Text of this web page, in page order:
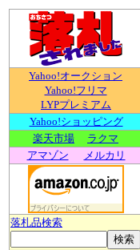
Yahoo!オークション
Yahoo!フリマ
LYPプレミアム
Yahoo!ショッピング
楽天市場
ラクマ
アマゾン
メルカリ
落札品検索